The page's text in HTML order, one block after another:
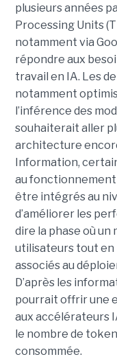
plusieurs années
Processing Units
notamment via
répondre aux
travail en IA. Les
notamment
l’inférence des
souhaiterait aller
architecture
Information,
au fonctionnement
être intégrés au
d’améliorer les
dire la phase où un
utilisateurs tout en
associés au
D’après les
pourrait offrir une
aux accélérateurs
le nombre de
consommée.